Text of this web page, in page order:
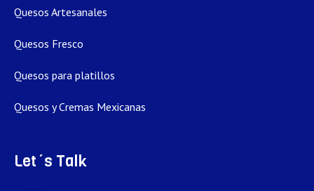
Quesos Artesanales
Quesos Fresco
Quesos para platillos
Quesos y Cremas Mexicanas
Let´s Talk